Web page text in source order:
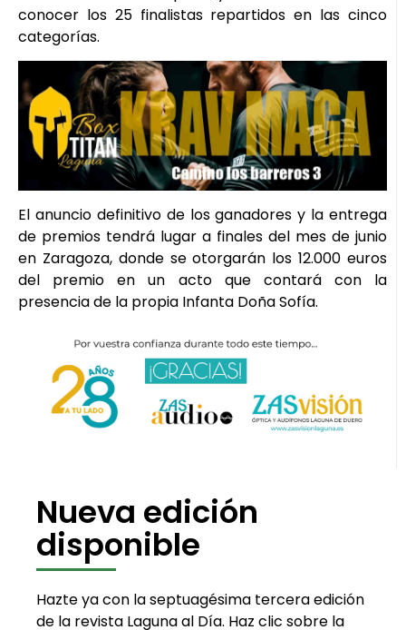
conocer los 25 finalistas repartidos en las cinco
categorías.
El anuncio definitivo de los ganadores y la entrega
de premios tendrá lugar a finales del mes de junio
en Zaragoza, donde se otorgarán los 12.000 euros
del premio en un acto que contará con la
presencia de la propia Infanta Doña Sofía.
Nueva edición
disponible
Hazte ya con la septuagésima tercera edición
de la revista Laguna al Día. Haz clic sobre la